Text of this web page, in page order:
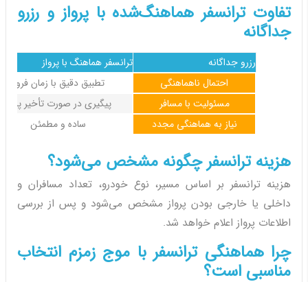
تفاوت ترانسفر هماهنگ‌شده با پرواز و رزرو
جداگانه
ترانسفر هماهنگ با پرواز
رزرو جداگانه
تطبیق دقیق با زمان فرود
احتمال ناهماهنگی
پیگیری در صورت تأخیر پرواز
مسئولیت با مسافر
ساده و مطمئن
نیاز به هماهنگی مجدد
هزینه ترانسفر چگونه مشخص می‌شود؟
هزینه ترانسفر بر اساس مسیر، نوع خودرو، تعداد مسافران و
داخلی یا خارجی بودن پرواز مشخص می‌شود و پس از بررسی
اطلاعات پرواز اعلام خواهد شد.
چرا هماهنگی ترانسفر با موج زمزم انتخاب
مناسبی است؟